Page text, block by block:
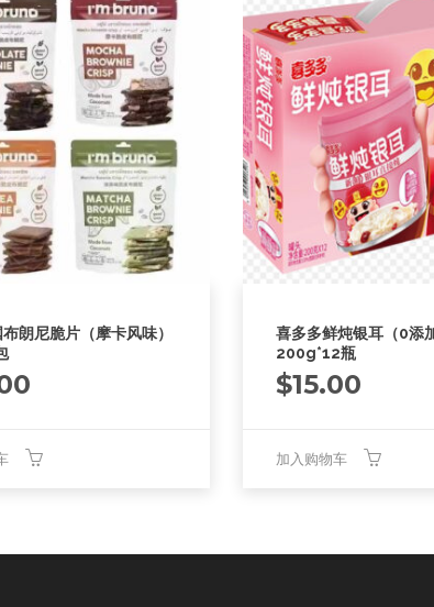
朗尼脆片（摩卡风味）
喜多多鲜炖银耳（0添
200g*12瓶
$15.00
加入购物车